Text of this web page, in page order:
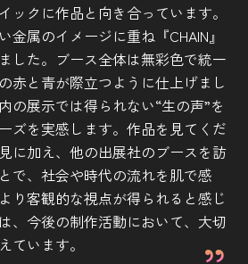
ックに作品と向き合っています。
金属のイメージに重ね『CHAIN』
した。ブース全体は無彩色で統一
赤と青が際立つように仕上げまし
の展示では得られない“生の声”を
ズを実感します。作品を見てくだ
に加え、他の出展社のブースを訪
で、社会や時代の流れを肌で感
り客観的な視点が得られると感じ
、今後の制作活動において、大切
ています。